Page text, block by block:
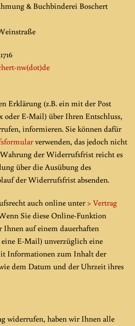
& Buchbinderei Boschert
nw(dot)de
Erklärung (z.B. ein mit der Post
oder E-Mail) über Ihren Entschluss,
informieren. Sie können dafür
verwenden, das jedoch nicht
der Widerrufsfrist reicht es
über die Ausübung des
der Widerrufsfrist absenden.
auch online unter> Vertrag
Sie diese Online-Funktion
auf einem dauerhaften
eine E-Mail) unverzüglich eine
Informationen zum Inhalt der
dem Datum und der Uhrzeit ihres
widerrufen, haben wir Ihnen alle